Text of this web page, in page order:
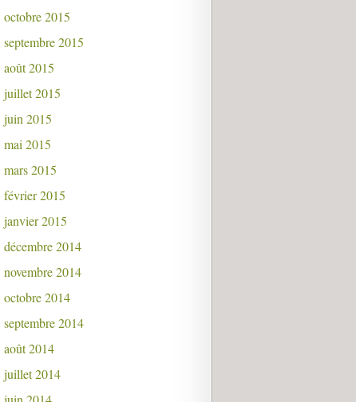
octobre 2015
septembre 2015
août 2015
juillet 2015
juin 2015
mai 2015
mars 2015
février 2015
janvier 2015
décembre 2014
novembre 2014
octobre 2014
septembre 2014
août 2014
juillet 2014